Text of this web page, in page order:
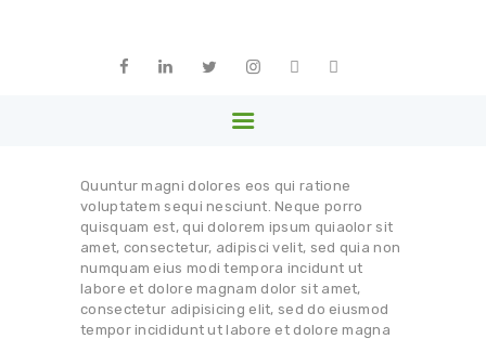
ARPHARMA
ՄԵՐ ՄԱՍԻՆ
ԳՈՐԾԸՆԿԵՐՆԵՐ
ԳՐԱԴԱՐԱՆ
ՊԱՏԿԵՐԱՍՐԱՀ
ԿԱՊ
ՀԱՅԵՐԵՆ
Quuntur magni dolores eos qui ratione
voluptatem sequi nesciunt. Neque porro
quisquam est, qui dolorem ipsum quiaolor sit
amet, consectetur, adipisci velit, sed quia non
numquam eius modi tempora incidunt ut
labore et dolore magnam dolor sit amet,
consectetur adipisicing elit, sed do eiusmod
tempor incididunt ut labore et dolore magna